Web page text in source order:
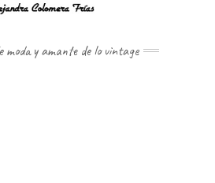
moda y amante de lo vintage